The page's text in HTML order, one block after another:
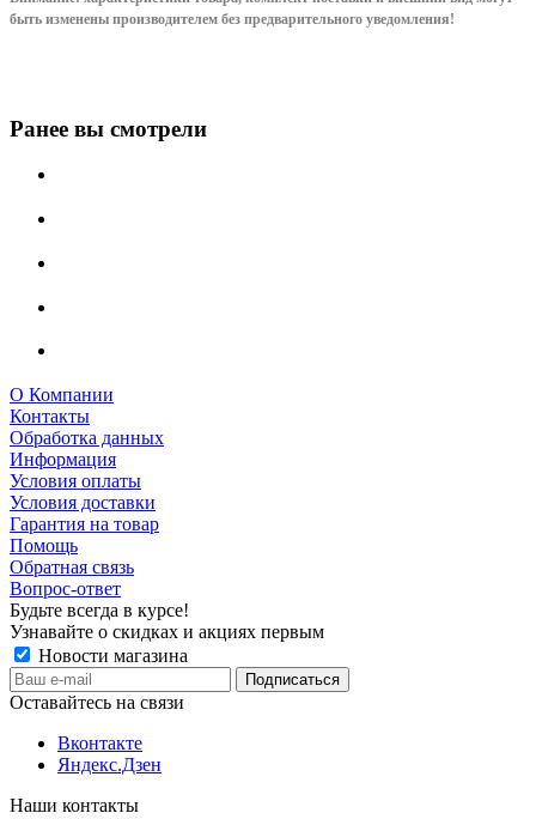
быть изменены производителем без предварительного уведомления!
Ранее вы смотрели
О Компании
Контакты
Обработка данных
Информация
Условия оплаты
Условия доставки
Гарантия на товар
Помощь
Обратная связь
Вопрос-ответ
Будьте всегда в курсе!
Узнавайте о скидках и акциях первым
Новости магазина
Оставайтесь на связи
Вконтакте
Яндекс.Дзен
Наши контакты